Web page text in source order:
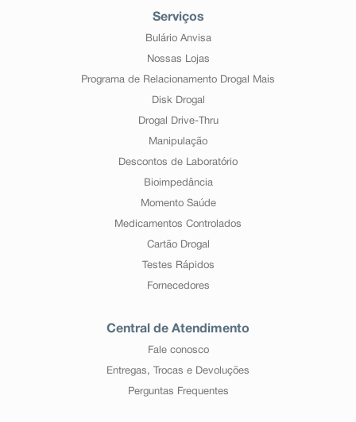
Serviços
Bulário Anvisa
Nossas Lojas
Programa de Relacionamento Drogal Mais
Disk Drogal
Drogal Drive-Thru
Manipulação
Descontos de Laboratório
Bioimpedância
Momento Saúde
Medicamentos Controlados
Cartão Drogal
Testes Rápidos
Fornecedores
Central de Atendimento
Fale conosco
Entregas, Trocas e Devoluções
Perguntas Frequentes